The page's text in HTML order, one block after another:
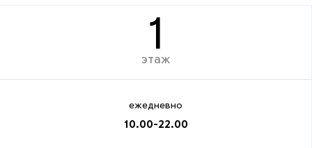
1
этаж
ежедневно
10.00-22.00